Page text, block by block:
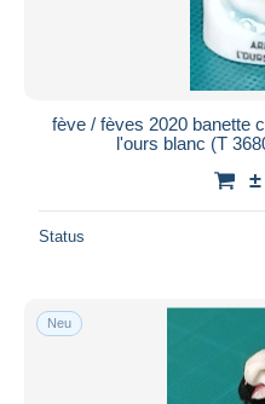
fève / fèves 2020 banette
l'ours blanc (T
Status
Neu